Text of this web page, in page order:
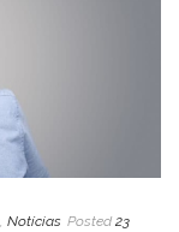
Notícias Posted 23